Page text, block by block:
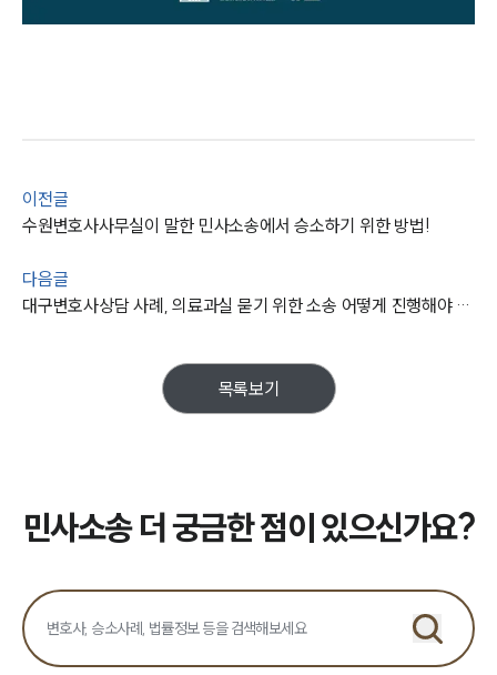
그룹소개
대륜의 강점
오시는 길
글로벌 파트너 로펌
고객의 소리
이전글
수원변호사사무실이 말한 민사소송에서 승소하기 위한 방법!
다음글
대구변호사상담 사례, 의료과실 묻기 위한 소송 어떻게 진행해야 할까?
목록보기
민사소송 더 궁금한 점이 있으신가요?